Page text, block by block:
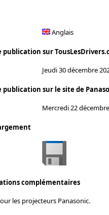
Anglais
publication sur
Jeudi 30 décembre
publication sur le site de
Mercredi 22
complémentaires
les projecteurs Panasonic.